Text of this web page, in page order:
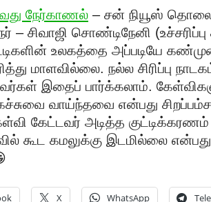
நேர்காணல் – சன் நியூஸ்
– சிவாஜி சொண்டிநேனி (உச்சரிப்பு
உலகத்தை அப்படியே
மாளவில்லை. நல்ல சிரிப்பு
இதைப் பார்க்கலாம்.
வாய்ந்தவை என்பது
கேட்டவர் அடித்த
வில் கூட கமலுக்கு இடமில்லை
X WhatsApp